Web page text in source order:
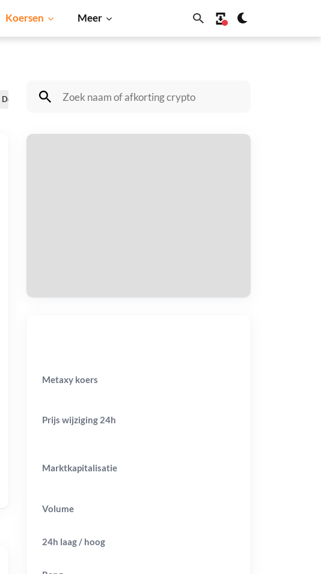
Koersen Meer
Dogecoin Solana BNB
Metaxy koers
Prijs wijziging 24h
Marktkapitalisatie
Volume
24h laag / hoog